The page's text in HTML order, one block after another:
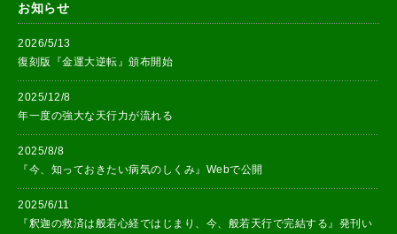
お知らせ
2026/5/13
復刻版『金運大逆転』頒布開始
2025/12/8
年一度の強大な天行力が流れる
2025/8/8
『今、知っておきたい病気のしくみ』Webで公開
2025/6/11
『釈迦の救済は般若心経ではじまり、今、般若天行で完結する』発刊い